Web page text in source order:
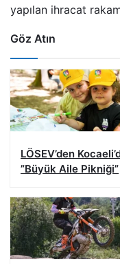
yapılan ihracat
Göz Atın
LÖSEV’den
”Büyük Aile Pikniği”